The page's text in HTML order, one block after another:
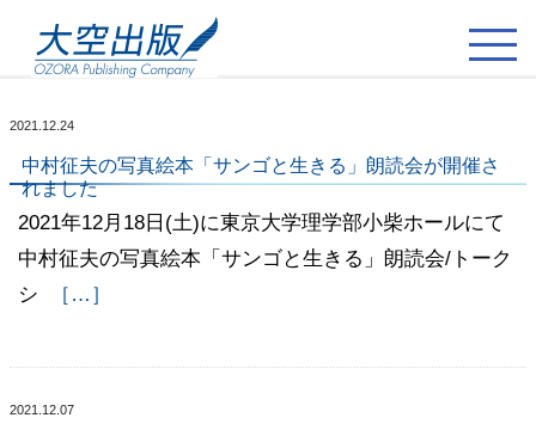
2021.12.24
中村征夫の写真絵本「サンゴと生きる」朗読会が開催さ
れました
2021年12月18日(土)に東京大学理学部小柴ホールにて
中村征夫の写真絵本「サンゴと生きる」朗読会/トーク
シ
［…］
2021.12.07